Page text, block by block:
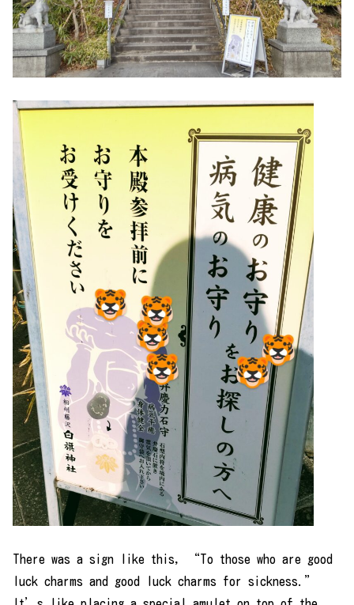
There was a sign like this, “To those who are good
luck charms and good luck charms for sickness.”